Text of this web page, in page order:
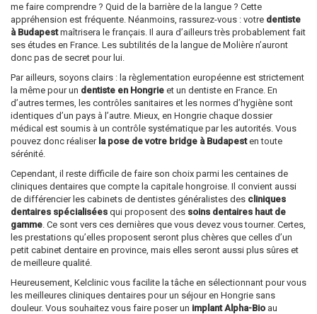
me faire comprendre ? Quid de la barrière de la langue ? Cette
appréhension est fréquente. Néanmoins, rassurez-vous : votre dentiste
à Budapestmaîtrisera le français. Il aura d’ailleurs très probablement fait
ses études en France. Les subtilités de la langue de Molière n’auront
donc pas de secret pour lui.
Par ailleurs, soyons clairs : la règlementation européenne est strictement
la même pour un dentiste en Hongrie et un dentiste en France. En
d’autres termes, les contrôles sanitaires et les normes d’hygiène sont
identiques d’un pays à l’autre. Mieux, en Hongrie chaque dossier
médical est soumis à un contrôle systématique par les autorités. Vous
pouvez donc réaliser la pose de votre bridge à Budapesten toute
sérénité.
Cependant, il reste difficile de faire son choix parmi les centaines de
cliniques dentaires que compte la capitale hongroise. Il convient aussi
de différencier les cabinets de dentistes généralistes des cliniques
dentaires spécialisées qui proposent des soins dentaires haut de
gamme . Ce sont vers ces dernières que vous devez vous tourner. Certes,
les prestations qu’elles proposent seront plus chères que celles d’un
petit cabinet dentaire en province, mais elles seront aussi plus sûres et
de meilleure qualité.
Heureusement, Kelclinic vous facilite la tâche en sélectionnant pour vous
les meilleures cliniques dentaires pour un séjour en Hongrie sans
douleur. Vous souhaitez vous faire poser un implant Alpha-Bio au